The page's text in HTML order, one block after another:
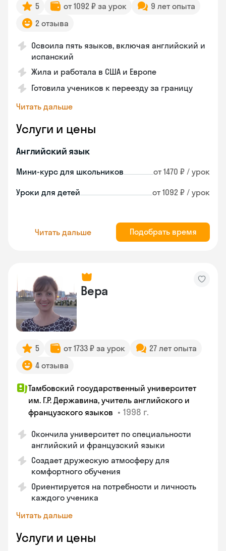
5 от 1092 ₽ за урок
9 лет опыта
2 отзыва
Освоила пять языков, включая английский и
испанский
Жила и работала в США и Европе
Готовила учеников к переезду за границу
Читать дальше
Услуги и цены
Английский язык
Мини-курс для школьников от 1470 ₽ / урок
Уроки для детей от 1092 ₽ / урок
Читать дальше Подобрать время
Вера
5 от 1733 ₽ за урок
27 лет опыта
4 отзыва
Тамбовский государственный университет
им. Г.Р. Державина, учитель английского и
французского языков • 1998 г.
Окончила университет по специальности
английский и французский языки
Создает дружескую атмосферу для
комфортного обучения
Ориентируется на потребности и личность
каждого ученика
Читать дальше
Услуги и цены